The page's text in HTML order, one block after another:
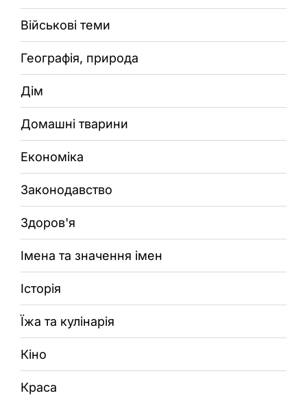
Військові теми
Географія, природа
Дім
Домашні тварини
Економіка
Законодавство
Здоров'я
Імена та значення імен
Історія
Їжа та кулінарія
Кіно
Краса